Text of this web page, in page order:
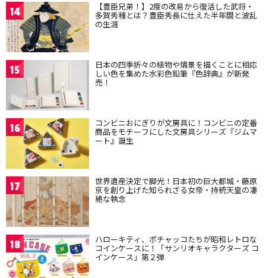
14 【豊臣兄弟！】2度の改易から復活した武将・
多賀秀種とは？豊臣秀長に仕えた半年間と波乱
の生涯
15 日本の四季折々の植物や情景を描くことに相応
しい色を集めた水彩色鉛筆『色辞典』が新発
売！
16 コンビニおにぎりが文房具に！コンビニの定番
商品をモチーフにした文房具シリーズ『ジムマ
ート』誕生
17 世界遺産決定で脚光！日本初の巨大都城・藤原
京を創り上げた知られざる女帝・持統天皇の凄
絶な執念
18 ハローキティ、ポチャッコたちが昭和レトロな
コインケースに！「サンリオキャラクターズ コ
インケース」第２弾